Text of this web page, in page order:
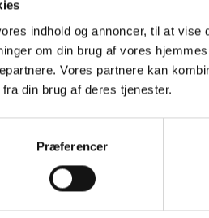
indhold og annoncer, til at
om din brug af vores
Vores partnere kan
din brug af deres tjenester.
Præferencer